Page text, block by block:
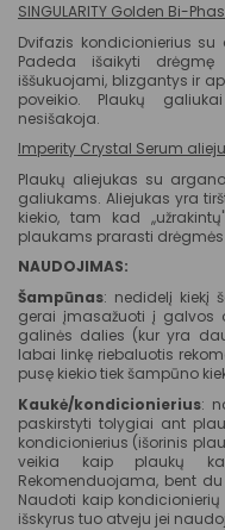
SINGULARITY Golden Bi-
Dvifazis kondicionierius
Padeda išaikyti
iššukuojami, blizgantys ir
poveikio. Plaukų
nesišakoja.
Imperity Crystal Serum
Plaukų aliejukas su
galiukams. Aliejukas yra
kiekio, tam kad
plaukams prarasti
NAUDOJIMAS:
Šampūnas: nedidelį kiekį
gerai įmasažuoti į galvos
galinės dalies (kur yra
labai linkę riebaluotis
pusę kiekio tiek šampūno
Kaukė/kondicionierius:
paskirstyti tolygiai ant
kondicionierius (išorinis
veikia kaip plaukų
Rekomenduojama, bent
Naudoti kaip
išskyrus tuo atveju jei